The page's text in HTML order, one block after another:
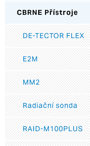
CBRNE Přístroje
DE-TECTOR FLEX
E2M
MM2
Radiační sonda
RAID-M100PLUS